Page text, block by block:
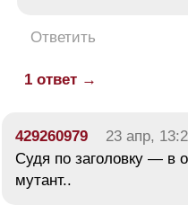
Ответить
1 ответ →
429260979 23 апр,
Cудя по заголовку — в
мутант..